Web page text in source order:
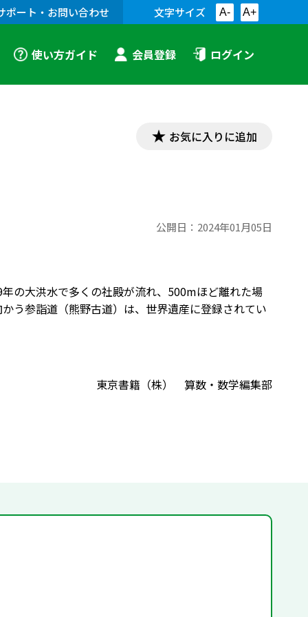
ポート・お問い合わせ 文字サイズ A- A+
使い方ガイド 会員登録 ログイン
お気に入りに追加
公開日： 2024年01月05日
の大洪水で多くの社殿が流れ、500mほど離れた場
う参詣道（熊野古道）は、世界遺産に登録されてい
東京書籍（株） 算数・数学編集部